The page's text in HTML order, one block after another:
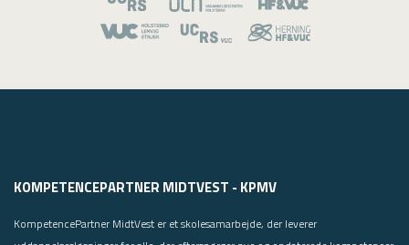
KOMPETENCEPARTNER MIDTVEST - KPMV
KompetencePartner MidtVest er et skolesamarbejde, der leverer